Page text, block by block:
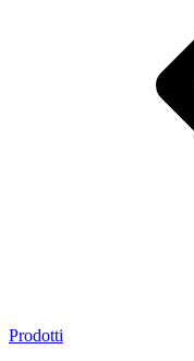
Prodotti